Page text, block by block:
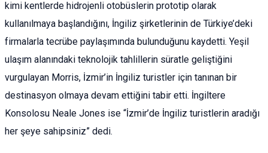
kimi kentlerde hidrojenli otobüslerin prototip olarak
kullanılmaya başlandığını, İngiliz şirketlerinin de Türkiye’deki
firmalarla tecrübe paylaşımında bulunduğunu kaydetti. Yeşil
ulaşım alanındaki teknolojik tahlillerin süratle geliştiğini
vurgulayan Morris, İzmir’in İngiliz turistler için tanınan bir
destinasyon olmaya devam ettiğini tabir etti. İngiltere
Konsolosu Neale Jones ise “İzmir’de İngiliz turistlerin aradığı
her şeye sahipsiniz” dedi.